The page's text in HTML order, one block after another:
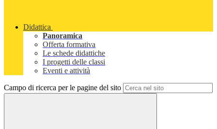
Didattica
Panoramica
Offerta formativa
Le schede didattiche
I progetti delle classi
Eventi e attività
Campo di ricerca per le pagine del sito